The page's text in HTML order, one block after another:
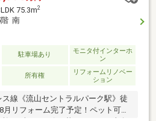
75.3m2
階 南
駐車場あり
モニタ付インターホ
ン
所有権
リフォームリノベー
ション
線《流山セントラルパーク駅》徒
リフォーム完了予定！ペット可能